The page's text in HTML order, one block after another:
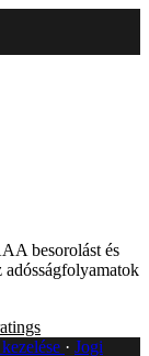
besorolást és
Jogi